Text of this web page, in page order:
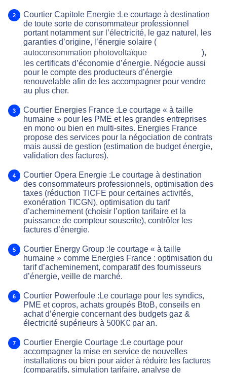
Courtier Capitole Energie :Le courtage à destination
de toute sorte de consommateur professionnel
portant notamment sur l’électricité, le gaz naturel, les
garanties d’origine, l’énergie solaire (
autoconsommation photovoltaïque
),
les certificats d’économie d’énergie. Négocie aussi
pour le compte des producteurs d’énergie
renouvelable afin de les accompagner pour vendre
au plus cher.
Courtier Energies France :Le courtage « à taille
humaine » pour les PME et les grandes entreprises
en mono ou bien en multi-sites. Energies France
propose des services pour la négociation de contrats
mais aussi de gestion (estimation de budget énergie,
validation des factures).
Courtier Opera Energie :Le courtage à destination
des consommateurs professionnels, optimisation des
taxes (réduction TICFE pour certaines activités,
exonération TICGN), optimisation du tarif
d’acheminement (choisir l’option tarifaire et la
puissance de compteur souscrite), contrôler les
factures d’énergie.
Courtier Energy Group :le courtage « à taille
humaine » comme Energies France : optimisation du
tarif d’acheminement, comparatif des fournisseurs
d’énergie, veille de marché.
Courtier Powerfoule :Le courtage pour les syndics,
PME et copros, achats groupés BtoB, conseils en
achat d’énergie concernant des budgets gaz &
électricité supérieurs à 500K€ par an.
Courtier Energie Courtage :Le courtage pour
accompagner la mise en service de nouvelles
installations ou bien pour aider à réduire les factures
(comparatifs, simulation tarifaire, analyse de